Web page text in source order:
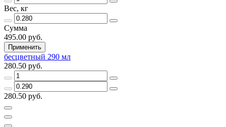
Вес, кг
Сумма
495.00 руб.
Применить
бесцветный 290 мл
280.50 руб.
280.50 руб.